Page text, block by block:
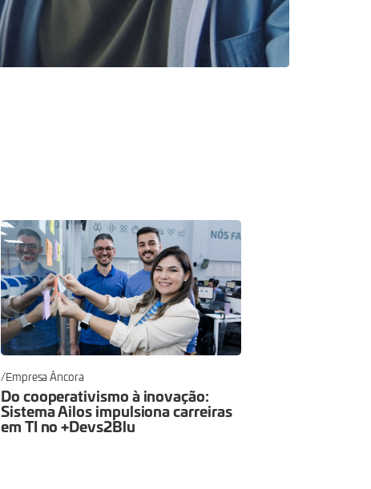
Empresa Âncora
Do cooperativismo à inovação:
Sistema Ailos impulsiona carreiras
em TI no +Devs2Blu